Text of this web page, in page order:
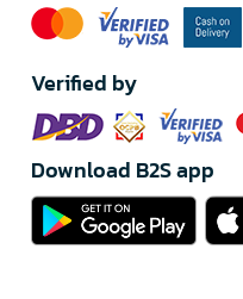
Verified by
Download B2S app